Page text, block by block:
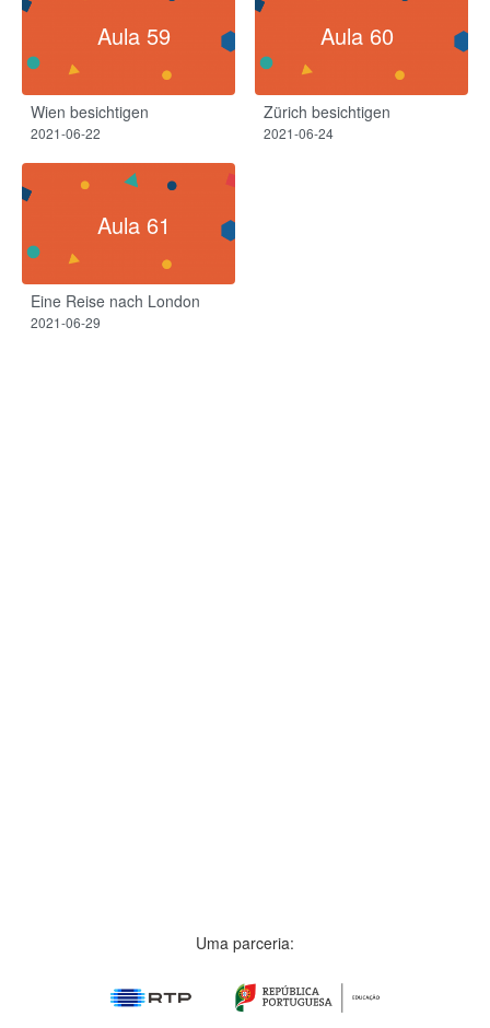
Aula 59
Wien besichtigen
2021-06-22
Aula 60
Zürich besichtigen
2021-06-24
Aula 61
Eine Reise nach London
2021-06-29
Uma parceria: